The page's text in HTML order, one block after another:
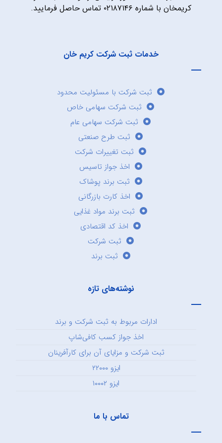
کریمخان با شماره ۰۲۱۸۷۱۴۶ تماس حاصل فرمایید.
خدمات ثبت شرکت کریم خان
ثبت شرکت با مسئولیت محدود
ثبت شرکت سهامی خاص
ثبت شرکت سهامی عام
ثبت طرح صنعتی
ثبت تغییرات شرکت
اخذ جواز تاسیس
ثبت برند پوشاک
اخذ کارت بازرگانی
ثبت برند مواد غذایی
اخذ کد اقتصادی
ثبت شرکت
ثبت برند
نوشته‌های تازه
ادارات مربوط به ثبت شرکت و برند
اخذ جواز کسب کافی‌شاپ
ثبت شرکت و مزایای آن برای کارآفرینان
ایزو ۲۲۰۰۰
ایزو ۱۰۰۰۲
تماس با ما